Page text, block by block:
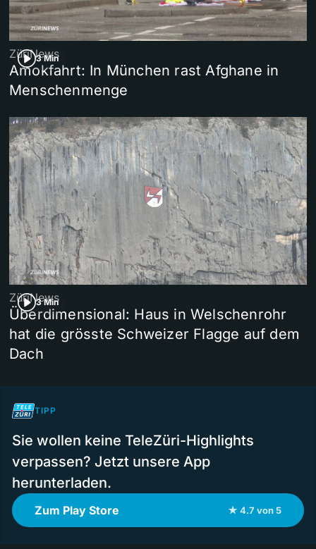
3 Min
ZüriNews
Amokfahrt: In München rast Afghane in
Menschenmenge
3 Min
ZüriNews
Überdimensional: Haus in Welschenrohr
hat die grösste Schweizer Flagge auf dem
Dach
TIPP
Sie wollen keine TeleZüri-Highlights
verpassen? Jetzt unsere App
herunterladen.
Zum Play Store ★ 4.7 von 5